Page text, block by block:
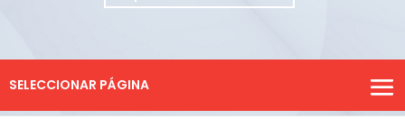
SELECCIONAR PÁGINA